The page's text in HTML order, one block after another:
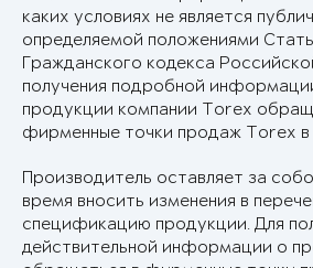
каких условиях не является
определяемой положениями
Гражданского кодекса
получения подробной
продукции компании Torex
фирменные точки продаж Torex
Производитель оставляет за
время вносить изменения в
спецификацию продукции. Для
действительной информации о